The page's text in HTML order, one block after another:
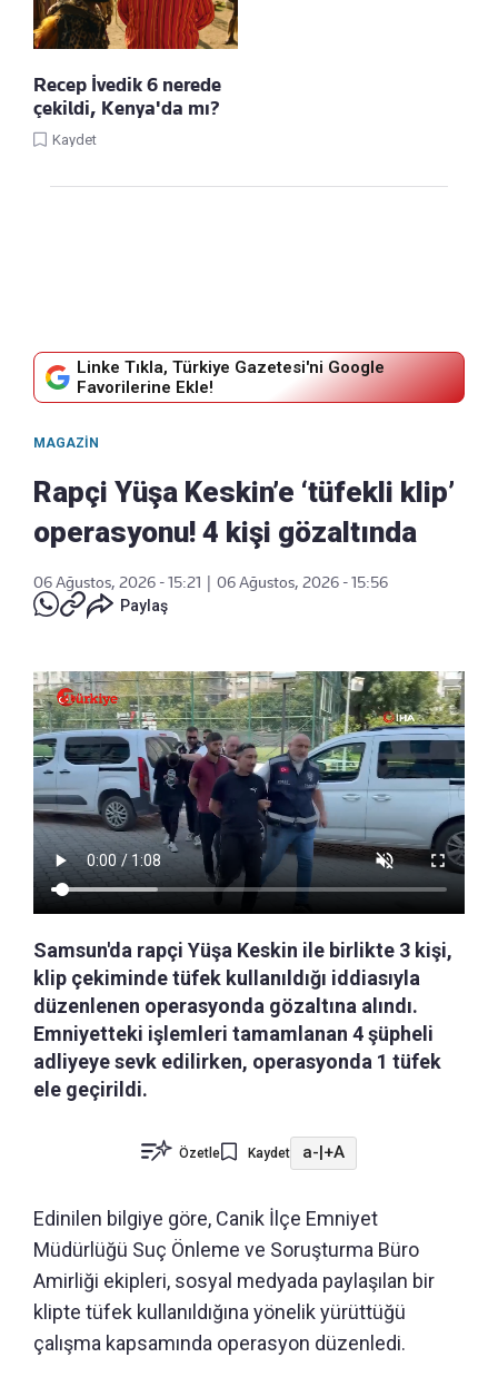
Recep İvedik 6 nerede
çekildi, Kenya'da mı?
Kaydet
Linke Tıkla, Türkiye Gazetesi'ni Google
Favorilerine Ekle!
MAGAZIN
Rapçi Yüşa Keskin’e ‘tüfekli klip’
operasyonu! 4 kişi gözaltında
06 Ağustos, 2026 - 15:21
06 Ağustos, 2026 - 15:56
Paylaş
Samsun'da rapçi Yüşa Keskin ile birlikte 3 kişi,
klip çekiminde tüfek kullanıldığı iddiasıyla
düzenlenen operasyonda gözaltına alındı.
Emniyetteki işlemleri tamamlanan 4 şüpheli
adliyeye sevk edilirken, operasyonda 1 tüfek
ele geçirildi.
Özetle Kaydet a- +A
Edinilen bilgiye göre, Canik İlçe Emniyet
Müdürlüğü Suç Önleme ve Soruşturma Büro
Amirliği ekipleri, sosyal medyada paylaşılan bir
klipte tüfek kullanıldığına yönelik yürüttüğü
çalışma kapsamında operasyon düzenledi.